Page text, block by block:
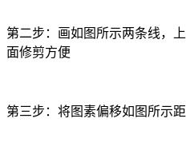
第二步：画如图所示两条线，
面修剪方便
第三步：将图素偏移如图所示